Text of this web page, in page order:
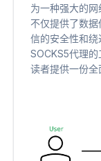
为一种强大的
不仅提供了数
信的安全性和
SOCKS5代理
读者提供一份全